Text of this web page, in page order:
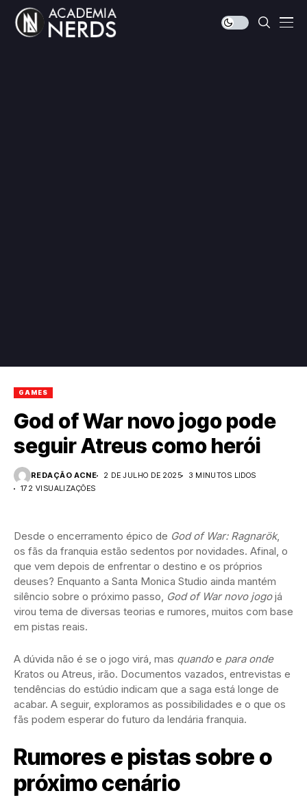
GAMES
God of War novo jogo pode
seguir Atreus como herói
REDAÇÃO ACNE 2 DE JULHO DE 2025
3 MINUTOS LIDOS
172 VISUALIZAÇÕES
Desde o encerramento épico de God of War: Ragnarök,
os fãs da franquia estão sedentos por novidades. Afinal, o
que vem depois de enfrentar o destino e os próprios
deuses? Enquanto a Santa Monica Studio ainda mantém
silêncio sobre o próximo passo, God of War novo jogojá
virou tema de diversas teorias e rumores, muitos com base
em pistas reais.
A dúvida não é se o jogo virá, mas quandoe para onde
Kratos ou Atreus, irão. Documentos vazados, entrevistas e
tendências do estúdio indicam que a saga está longe de
acabar. A seguir, exploramos as possibilidades e o que os
fãs podem esperar do futuro da lendária franquia.
Rumores e pistas sobre o
próximo cenário